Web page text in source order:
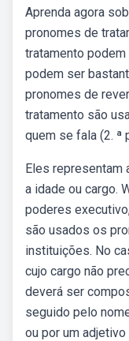
Aprenda agora
pronomes de
tratamento
podem ser
pronomes de
tratamento são
quem se fala (2. ª
Eles representam
a idade ou cargo.
poderes
são usados os
instituições. No
cujo cargo não
deverá ser
seguido pelo
ou por um